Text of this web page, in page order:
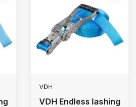
VDH
VDH Endless lashing